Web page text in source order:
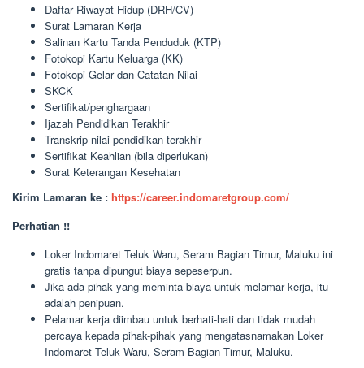
Daftar Riwayat Hidup (DRH/CV)
Surat Lamaran Kerja
Salinan Kartu Tanda Penduduk (KTP)
Fotokopi Kartu Keluarga (KK)
Fotokopi Gelar dan Catatan Nilai
SKCK
Sertifikat/penghargaan
Ijazah Pendidikan Terakhir
Transkrip nilai pendidikan terakhir
Sertifikat Keahlian (bila diperlukan)
Surat Keterangan Kesehatan
Kirim Lamaran ke : https://career.indomaretgroup.com/
Perhatian !!
Loker Indomaret Teluk Waru, Seram Bagian Timur, Maluku ini
gratis tanpa dipungut biaya sepeserpun.
Jika ada pihak yang meminta biaya untuk melamar kerja, itu
adalah penipuan.
Pelamar kerja diimbau untuk berhati-hati dan tidak mudah
percaya kepada pihak-pihak yang mengatasnamakan Loker
Indomaret Teluk Waru, Seram Bagian Timur, Maluku.